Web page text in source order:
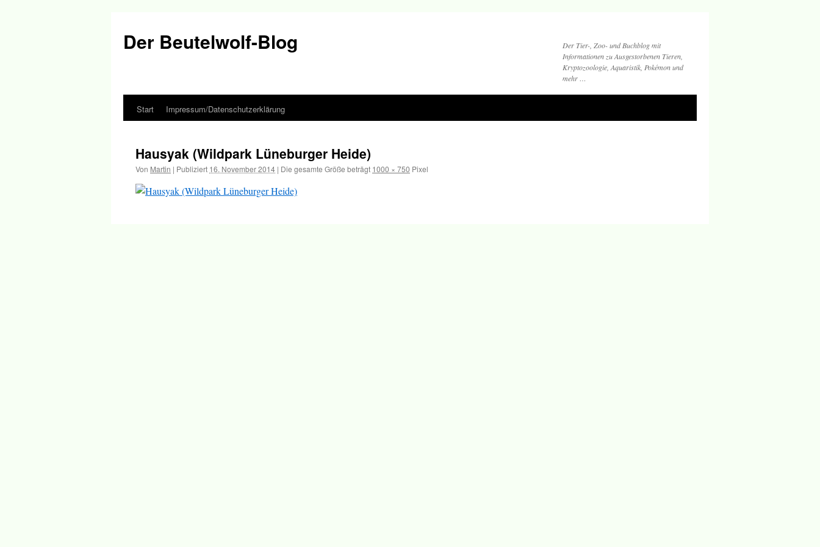
Der Beutelwolf-Blog
Der Tier-, Zoo- und Buchblog mit
Informationen zu Ausgestorbenen Tieren,
Kryptozoologie, Aquaristik, Pokémon und
mehr …
Springe
Inhalt
Start Impressum/Datenschutzerklärung
Hausyak (Wildpark Lüneburger Heide)
Von Martin | Publiziert 16. November 2014 | Die gesamte Größe beträgt 1000 × 750 Pixel